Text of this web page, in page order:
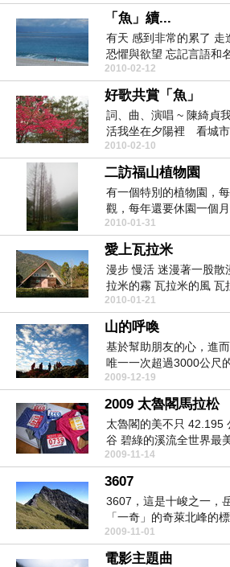
「魚」續...
有天 感到非常的累了 走
恐懼與欲望 忘記言語和
洋偶爾驚艷...
2010-02-12
好歌共賞「魚」
詞、曲、演唱 ~ 陳綺貞
活我坐在夕陽裡 看城
讓它代替我...
2010-02-10
二訪福山植物園
有一個特別的植物園，
觀，每年還要休園一個
植物園雖然位...
2010-01-31
愛上瓦拉米
漫步 慢活 迷漫著一股
拉米的霧 瓦拉米的風 瓦
瓦...
2010-01-21
山的呼喚
基於幫助朋友的心，進
唯一一次超過3000公尺
又回...
2009-12-19
2009 太魯閣馬拉松
太魯閣的美不只 42.195
谷 碧綠的溪流全世界最
不...
2009-11-14
3607
3607，這是十峻之一，
「一奇」的奇萊北峰的
主脊中央尖...
2009-11-01
電影主題曲